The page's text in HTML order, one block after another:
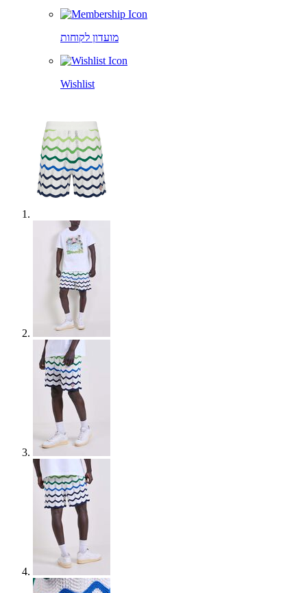
מועדון לקוחות
Wishlist